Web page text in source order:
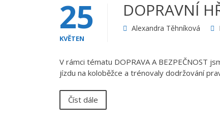
25
KVĚTEN
DOPRAVNÍ
Alexandra Těhníková
V rámci tématu DOPRAVA A BEZPEČNOST
jízdu na koloběžce a trénovaly dodržování
Číst dále